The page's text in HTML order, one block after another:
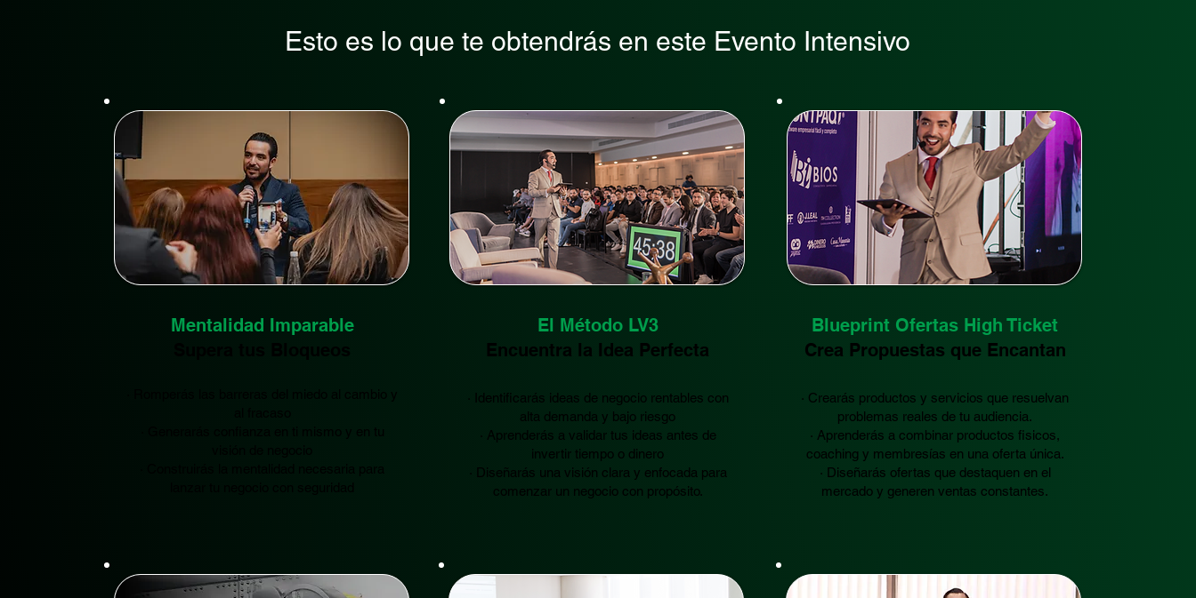
Esto es lo que te obtendrás en este Evento Intensivo
Mentalidad Imparable
El Método LV3
Encuentra la Idea Perfecta
· Identificarás ideas de negocio rentables con
alta demanda y bajo riesgo
· Aprenderás a validar tus ideas antes de
invertir tiempo o dinero
· Diseñarás una visión clara y enfocada para
comenzar un negocio con propósito.
Blueprint Ofertas High Ticket
Crea Propuestas que Encantan
· Crearás productos y servicios que resuelvan
problemas reales de tu audiencia.
· Aprenderás a combinar productos fisicos,
coaching y membresías en una oferta única.
· Diseñarás ofertas que destaquen en el
mercado y generen ventas constantes.